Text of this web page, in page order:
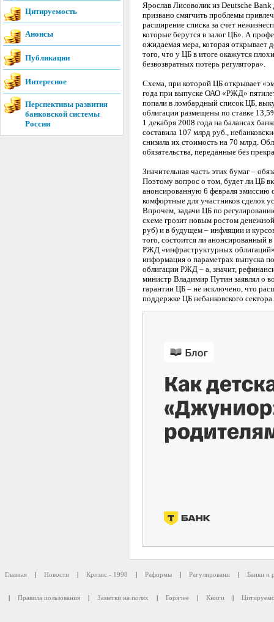
Цитируемость
Анонсы
Публикации
Интересное
Перспективы развития
банковской системы
России
Ярослав Лисоволик из Deutsche
призвано смягчить проблемы
расширение списка за счет
которые берутся в залог ЦБ». А
ожидаемая мера, которая открывает
того, что у ЦБ в итоге окажутся
безвозвратных потерь регулятора».
Схема, при которой ЦБ открывает
года при выпуске ОАО «РЖД»
попали в ломбардный список ЦБ,
облигации размещены по ставке
1 декабря 2008 года на балансах
составила 107 млрд руб.,
снизила их стоимость на 70 млрд.
обязательства, переданные без
Значительная часть этих бумаг –
Поэтому вопрос о том, будет ли ЦБ
анонсированную 6 февраля эмиссию
комфортные для участников сделок
Впрочем, задачи ЦБ по
схеме грозит новым ростом
руб) и в будущем – инфляции и
того, состоится ли анонсированный
РЖД «инфраструктурных
информация о параметрах выпуска
облигации РЖД – а, значит,
министр Владимир Путин заявлял о
гарантии ЦБ – не исключено, что
поддержке ЦБ небанковского сектора.
Главная | Новости | Кризис - 1998 | Реформы | Регулировани | Банки и
| Правила пользования | Заметки на полях | Горячее | Книги |